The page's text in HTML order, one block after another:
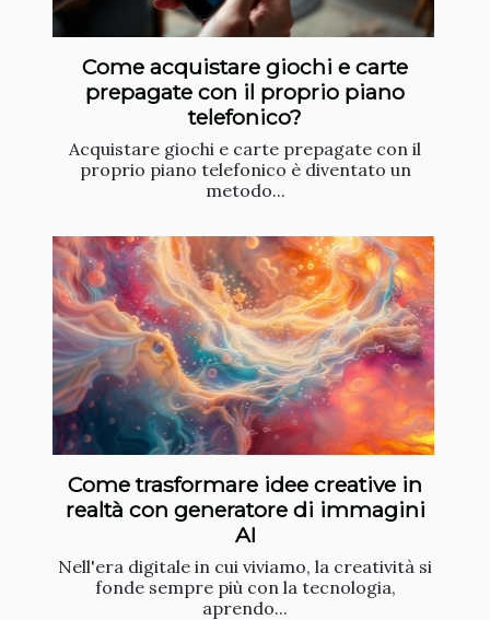
Come acquistare giochi e carte
prepagate con il proprio piano
telefonico?
Acquistare giochi e carte prepagate con il
proprio piano telefonico è diventato un
metodo...
Come trasformare idee creative in
realtà con generatore di immagini
AI
Nell'era digitale in cui viviamo, la creatività si
fonde sempre più con la tecnologia,
aprendo...